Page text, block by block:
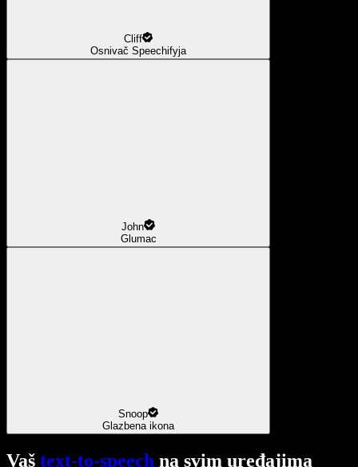
Cliff
Osnivač Speechifyja
John
Glumac
Snoop
Glazbena ikona
Vaš text-to-speech na svim uređajima